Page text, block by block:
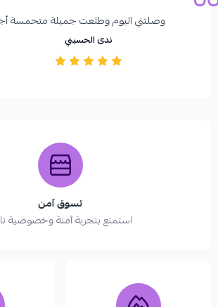
ندى الحسيني
تسوق آمن
استمتع بتجربة آمنة وخصوصية